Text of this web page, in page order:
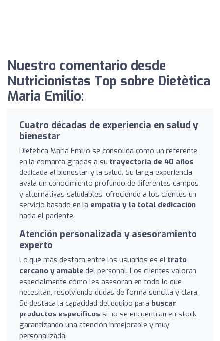
Nuestro comentario desde
Nutricionistas Top sobre Dietètica
Maria Emilio:
Cuatro décadas de experiencia en salud y
bienestar
Dietètica Maria Emilio se consolida como un referente
en la comarca gracias a su trayectoria de 40 años
dedicada al bienestar y la salud. Su larga experiencia
avala un conocimiento profundo de diferentes campos
y alternativas saludables, ofreciendo a los clientes un
servicio basado en la empatía y la total dedicación
hacia el paciente.
Atención personalizada y asesoramiento
experto
Lo que más destaca entre los usuarios es el trato
cercano y amable del personal. Los clientes valoran
especialmente cómo les asesoran en todo lo que
necesitan, resolviendo dudas de forma sencilla y clara.
Se destaca la capacidad del equipo para buscar
productos específicos si no se encuentran en stock,
garantizando una atención inmejorable y muy
personalizada.